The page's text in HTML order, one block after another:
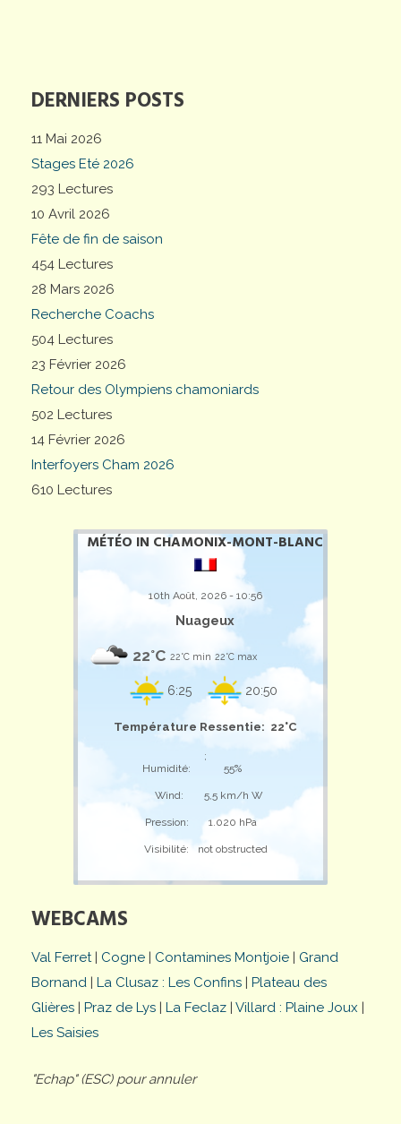
DERNIERS POSTS
11 Mai 2026
Stages Eté 2026
293 Lectures
10 Avril 2026
Fête de fin de saison
454 Lectures
28 Mars 2026
Recherche Coachs
504 Lectures
23 Février 2026
Retour des Olympiens chamoniards
502 Lectures
14 Février 2026
Interfoyers Cham 2026
610 Lectures
MÉTÉO IN CHAMONIX-MONT-BLANC
10th Août, 2026 - 10:56
Nuageux
22°C 22°C min 22°C max
6:25 20:50
Température Ressentie: 22°C
;
Humidité:
55%
Wind: 5,5 km/h W
Pression: 1.020 hPa
Visibilité: not obstructed
WEBCAMS
Val Ferret| Cogne | Contamines Montjoie | Grand
Bornand | La Clusaz : Les Confins | Plateau des
Glières | Praz de Lys | La Feclaz | Villard : Plaine Joux |
Les Saisies
"Echap" (ESC) pour annuler